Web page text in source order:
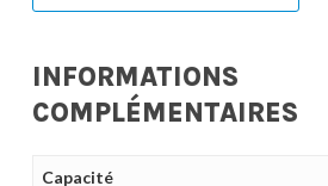
INFORMATIONS
COMPLÉMENTAIRES
Capacité